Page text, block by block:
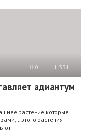
0 1 331
адиантум
растение которые
с этого растения
от